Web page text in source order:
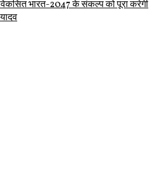
विकसित भारत-2047 के संकल्प को पूरा करेगी